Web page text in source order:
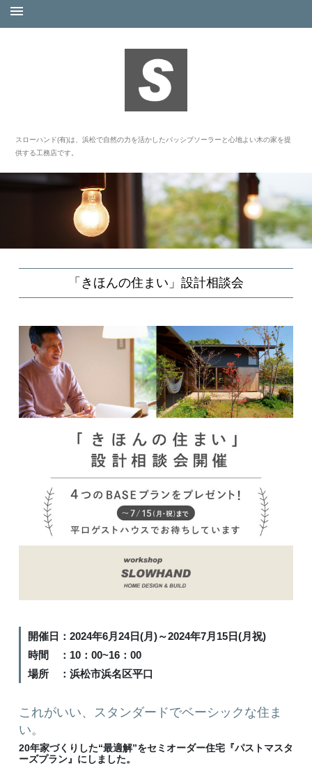
スローハンド(有)は、浜松で自然の力を活かしたパッシブソーラーと心地よい木の家を提
供する工務店です。
「きほんの住まい」設計相談会
開催日：2024年6月24日(月)～2024年7月15日(月祝)
時間 ：10：00~16：00
場所 ：浜松市浜名区平口
これがいい、スタンダードでベーシックな住ま
い。
20年家づくりした“最適解”をセミオーダー住宅『パストマスタ
ーズプラン』 にしました。